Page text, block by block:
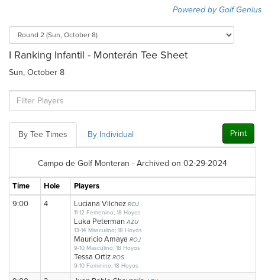
Powered by Golf Genius
I Ranking Infantil - Monterán Tee Sheet
Sun, October 8
By Tee Times By Individual Print
Campo de Golf Monteran - Archived on 02-29-2024
Time Hole
Players
9:00
4 Luciana Vilchez ROJ
11-12 Femenino; 18 Hoyos
Luka PetermanAZU
13-14 Masculino; 18 Hoyos
Mauricio Amaya ROJ
9-10 Masculino; 18 Hoyos
Tessa Ortiz ROS
9-10 Feminino; 18 Hoyos